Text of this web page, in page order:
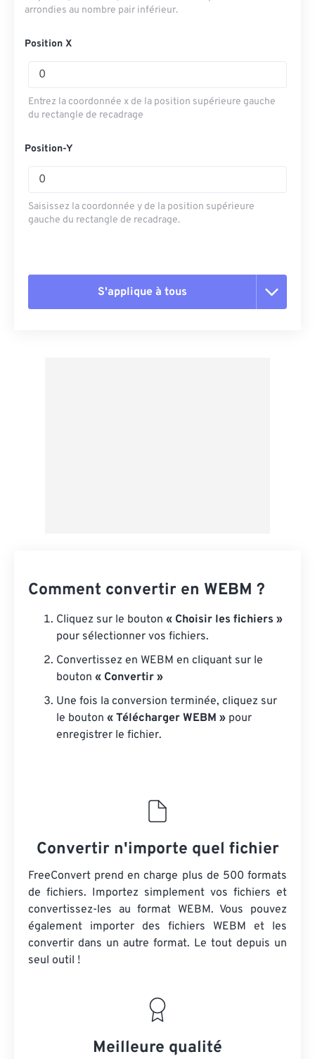
arrondies au nombre pair inférieur.
Position X
Entrez la coordonnée x de la position supérieure gauche
du rectangle de recadrage
Position-Y
Saisissez la coordonnée y de la position supérieure
gauche du rectangle de recadrage.
S'applique à tous
Comment convertir en WEBM ?
Cliquez sur le bouton « Choisir les fichiers »
pour sélectionner vos fichiers.
Convertissez en WEBM en cliquant sur le
bouton « Convertir »
Une fois la conversion terminée, cliquez sur
le bouton « Télécharger WEBM » pour
enregistrer le fichier.
Convertir n'importe quel fichier
FreeConvert prend en charge plus de 500 formats
de fichiers. Importez simplement vos fichiers et
convertissez-les au format WEBM. Vous pouvez
également importer des fichiers WEBM et les
convertir dans un autre format. Le tout depuis un
seul outil !
Meilleure qualité